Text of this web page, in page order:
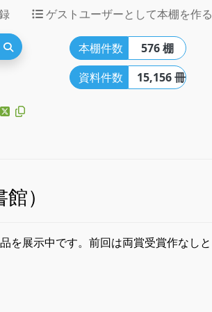
ゲストユーザーとして本棚を作る
本棚件数
576 棚
資料件数
15,156 冊
）
を展示中です。前回は両賞受賞作なしと